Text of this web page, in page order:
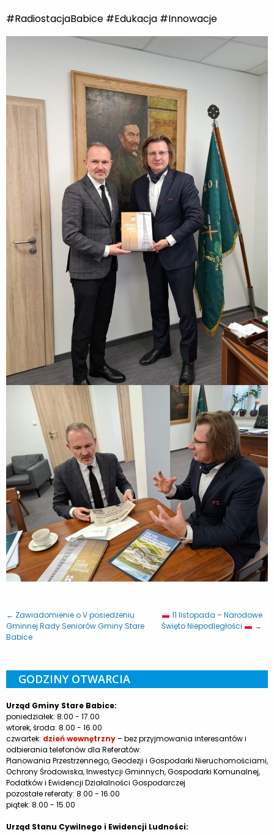
#RadiostacjaBabice #Edukacja #Innowacje
← Zawiadomienie o V posiedzeniu
Gminnej Rady Seniorów Gminy Stare
Babice
11 listopada – Narodowe
Święto Niepodległości
→
GODZINY OTWARCIA
Urząd Gminy Stare Babice:
poniedziałek: 8.00 - 17.00
wtorek, środa: 8.00 - 16.00
czwartek: dzień wewnętrzny– bez przyjmowania interesantów i
odbierania telefonów dla Referatów:
Planowania Przestrzennego, Geodezji i Gospodarki Nieruchomościami,
Ochrony Środowiska, Inwestycji Gminnych, Gospodarki Komunalnej,
Podatków i Ewidencji Działalności Gospodarczej
pozostałe referaty: 8.00 - 16.00
piątek: 8.00 - 15.00
Urząd Stanu Cywilnego i Ewidencji Ludności: